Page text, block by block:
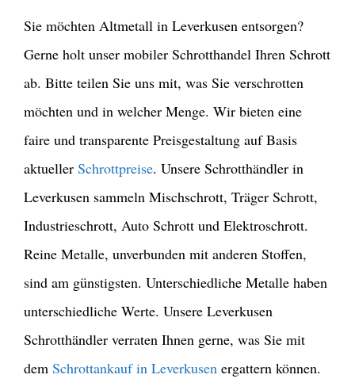
Sie möchten Altmetall in Leverkusen entsorgen?
Gerne holt unser mobiler Schrotthandel Ihren Schrott
ab. Bitte teilen Sie uns mit, was Sie verschrotten
möchten und in welcher Menge. Wir bieten eine
faire und transparente Preisgestaltung auf Basis
aktueller Schrottpreise. Unsere Schrotthändler in
Leverkusen sammeln Mischschrott, Träger Schrott,
Industrieschrott, Auto Schrott und Elektroschrott.
Reine Metalle, unverbunden mit anderen Stoffen,
sind am günstigsten. Unterschiedliche Metalle haben
unterschiedliche Werte. Unsere Leverkusen
Schrotthändler verraten Ihnen gerne, was Sie mit
dem Schrottankauf in Leverkusen ergattern können.